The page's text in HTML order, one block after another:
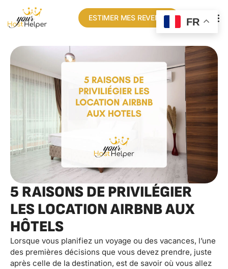
ESTIMER MES REVENUS
5 RAISONS DE PRIVILÉGIER
LES LOCATION AIRBNB AUX
HÔTELS
Lorsque vous planifiez un voyage ou des vacances, l’une
des premières décisions que vous devez prendre, juste
après celle de la destination, est de savoir où vous allez
FR